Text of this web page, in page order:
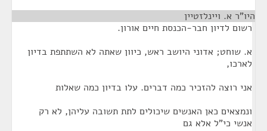
היו"ר א. ויינלזטיין
רשום לדיון חבר-הכנסת חיים אורון.
א. שוחט; אדוני היושב ראש, כיוון שאתה לא השתתפת בדיון
לארכו,
אני רוצה להזכיר כמה דברים. עלו בדיון כמה שאלות
ונמצאים כאן האנשים שיכולים לתת תשובה עליהן, לא רק
אנשי כי"ל אלא גם